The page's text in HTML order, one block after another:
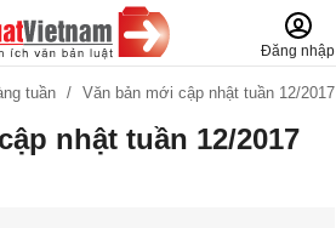
Đăng nhập
tuần Văn bản mới cập nhật tuần 12/2017
nhật tuần 12/2017